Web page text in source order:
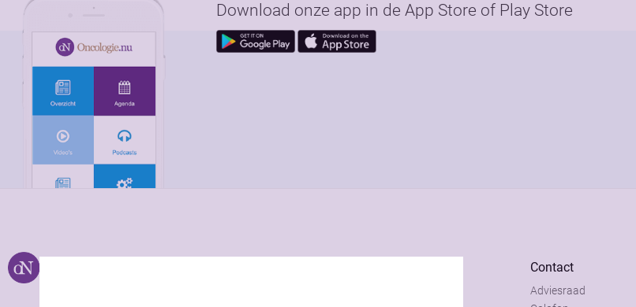
Download onze app in de App Store of Play Store
Contact
Adviesraad